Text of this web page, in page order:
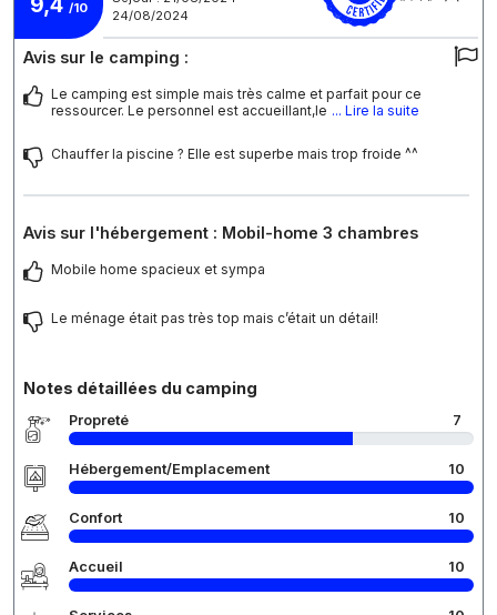
/10
24/08/2024
Avis sur le camping :
Le camping est simple mais très calme et parfait pour ce
ressourcer. Le personnel est accueillant,le ... Lire la suite
Chauffer la piscine ? Elle est superbe mais trop froide ^^
Avis sur l'hébergement : Mobil-home 3 chambres
Mobile home spacieux et sympa
Le ménage était pas très top mais c’était un détail!
Notes détaillées du camping
Propreté 7
Hébergement/Emplacement 10
Confort 10
Accueil 10